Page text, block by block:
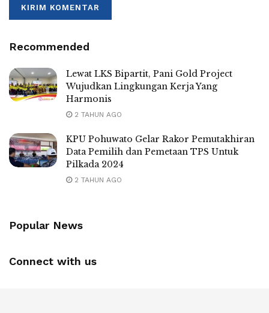
Recommended
Lewat LKS Bipartit, Pani Gold Project
Wujudkan Lingkungan Kerja Yang
Harmonis
2 TAHUN AGO
KPU Pohuwato Gelar Rakor Pemutakhiran
Data Pemilih dan Pemetaan TPS Untuk
Pilkada 2024
2 TAHUN AGO
Popular News
Connect with us